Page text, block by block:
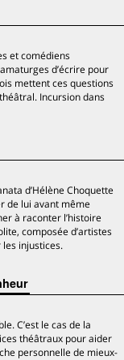
et comédiens
d’écrire pour
mettent ces questions
Incursion dans
d’Hélène Choquette
de lui avant même
à raconter l’histoire
composée d’artistes
injustices.
C’est le cas de la
théâtraux pour aider
personnelle de mieux-